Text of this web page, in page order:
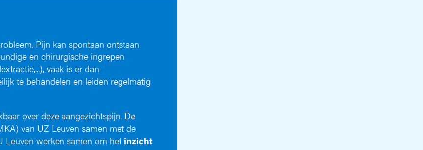
Pijn kan spontaan ontstaan
en chirurgische ingrepen
vaak is er dan
te behandelen en leiden regelmatig
over deze aangezichtspijn. De
van UZ Leuven samen met de
Leuven werken samen om het inzicht